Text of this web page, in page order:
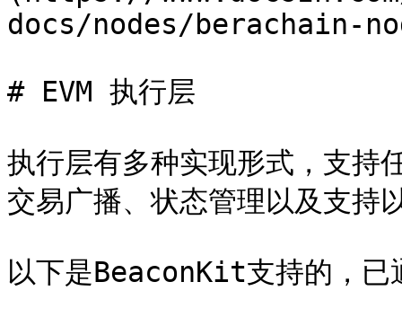
docs/nodes/berachain-
# EVM 执行层
执行层有多种实现形式，支持
交易广播、状态管理以及支持
以下是BeaconKit支持的，已